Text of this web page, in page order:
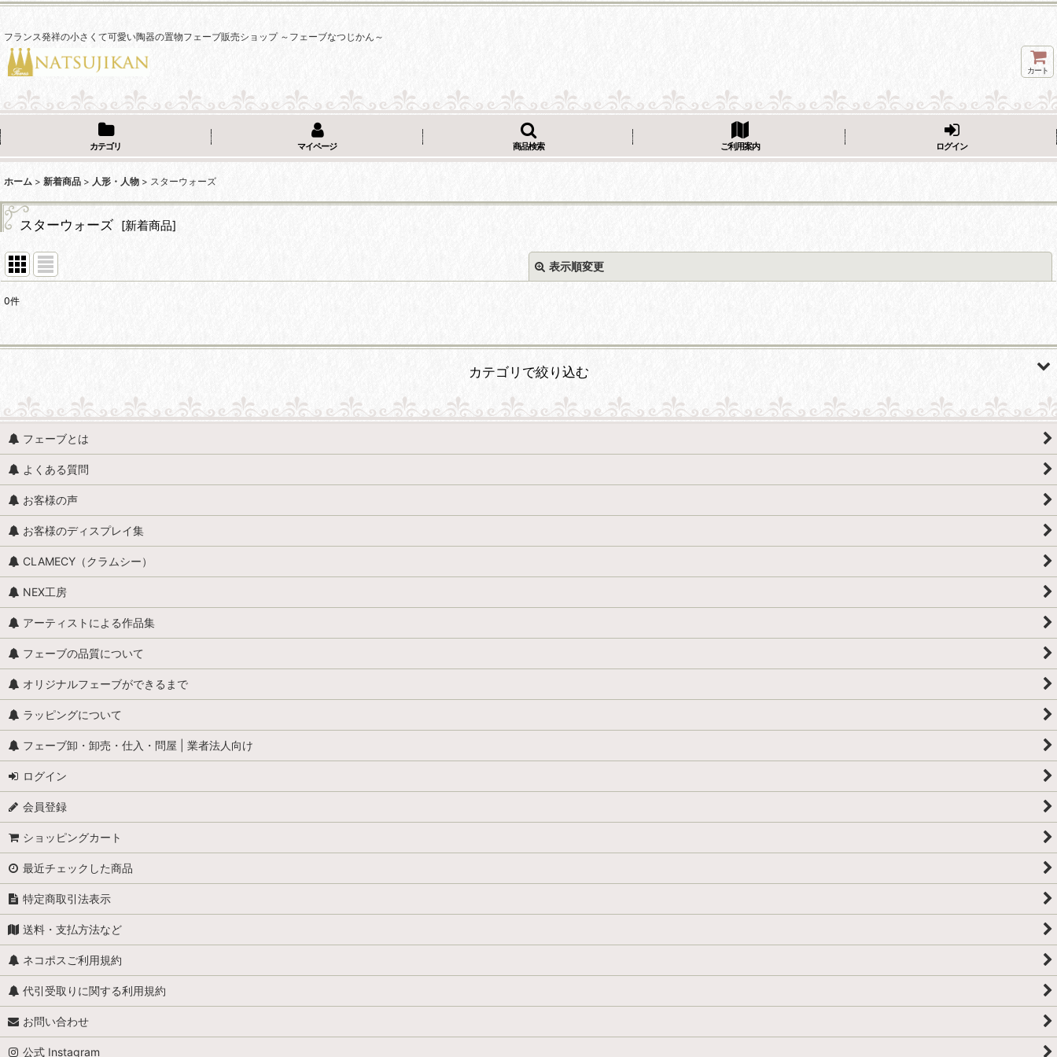
フランス発祥の小さくて可愛い陶器の置物フェーブ販売ショップ ～フェーブなつじかん～
カート
カテゴリ マイページ 商品検索 ご利用案内 ログイン
ホーム > 新着商品 > 人形・人物 > スターウォーズ
スターウォーズ [新着商品]
表示順変更
絞り込む
0件
カテゴリで絞り込む
人形・人物 (すべての商品を表示)
人形・人物全般
アンティークドール
映画・ヒーロー
王・貴族・英雄・歴史上の人物
おやすみなさい、こども達 / くまのヌーヌー
怪物
学校
学者・発明家・詩人
カリメロ
キティ
小人
くまのプーさん
少年ブールと愛犬ビル
職業・仕事
スーパーマン
フェーブとは
よくある質問
お客様の声
お客様のディスプレイ集
CLAMECY（クラムシー）
NEX工房
アーティストによる作品集
フェーブの品質について
オリジナルフェーブができるまで
ラッピングについて
フェーブ卸・卸売・仕入・問屋 | 業者法人向け
ログイン
会員登録
ショッピングカート
最近チェックした商品
特定商取引法表示
送料・支払方法など
ネコポスご利用規約
代引受取りに関する利用規約
お問い合わせ
公式 Instagram